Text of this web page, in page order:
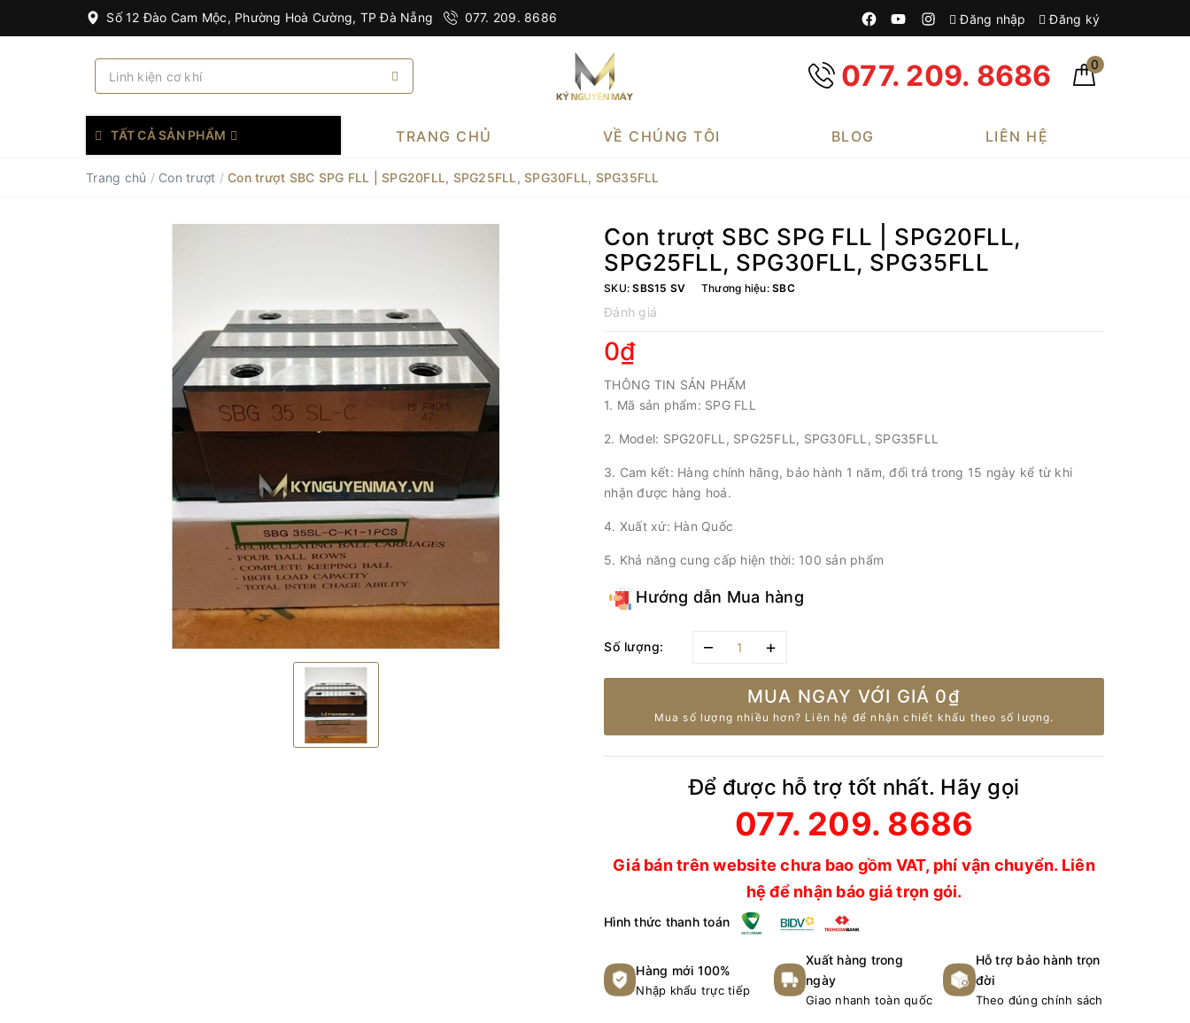
Số 12 Đào Cam Mộc, Phường Hoà Cường, TP Đà Nẵng 077. 209. 8686 Đăng nhập Đăng ký
077. 209. 8686 0
TẤT CẢ SẢN PHẨM TRANG CHỦ VỀ CHÚNG TÔI BLOG LIÊN HỆ
Trang chủ / Con trượt / Con trượt SBC SPG FLL | SPG20FLL, SPG25FLL, SPG30FLL, SPG35FLL
Con trượt SBC SPG FLL | SPG20FLL,
SPG25FLL, SPG30FLL, SPG35FLL
SKU:SBS15 SV Thương hiệu: SBC
Đánh giá
0₫
THÔNG TIN SẢN PHẨM
1. Mã sản phẩm: SPG FLL
2. Model: SPG20FLL, SPG25FLL, SPG30FLL, SPG35FLL
3. Cam kết: Hàng chính hãng, bảo hành 1 năm, đổi trả trong 15 ngày kể từ khi
nhận được hàng hoá.
4. Xuất xứ: Hàn Quốc
5. Khả năng cung cấp hiện thời: 100 sản phẩm
Hướng dẫn Mua hàng
Số lượng: – +
MUA NGAY VỚI GIÁ 0₫
Mua số lượng nhiều hơn? Liên hệ để nhận chiết khấu theo số lượng.
Để được hỗ trợ tốt nhất. Hãy gọi
077. 209. 8686
Giá bán trên website chưa bao gồm VAT, phí vận chuyển. Liên
hệ để nhận báo giá trọn gói.
Hình thức thanh toán
Hàng mới 100%
Nhập khẩu trực tiếp
Xuất hàng trong
ngày
Giao nhanh toàn quốc
Hỗ trợ bảo hành trọn
đời
Theo đúng chính sách